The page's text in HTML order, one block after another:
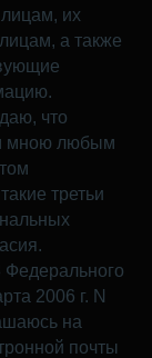
их
а также
что
мною любым
третьи
Федерального
2006 г. N
на
почты